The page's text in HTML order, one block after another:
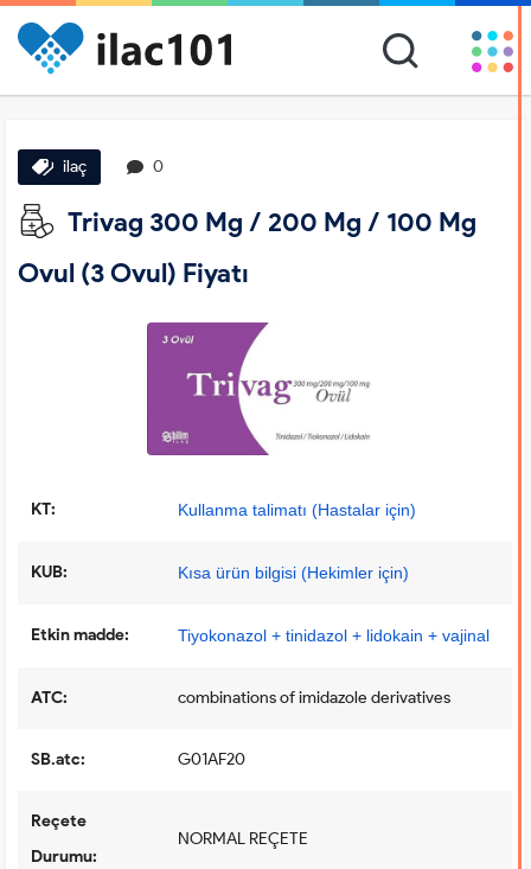
ilaç 0
Trivag 300 Mg / 200 Mg / 100 Mg
Ovul (3 Ovul) Fiyatı
KT: Kullanma talimatı (Hastalar için)
KUB: Kısa ürün bilgisi (Hekimler için)
Etkin madde: Tiyokonazol + tinidazol + lidokain + vajinal
ATC: combinations of imidazole derivatives
SB.atc: G01AF20
Reçete
Durumu:
NORMAL REÇETE